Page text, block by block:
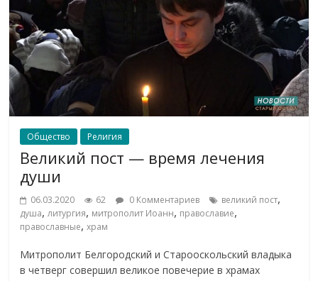
Общество Религия
Великий пост — время лечения
души
06.03.2020 62 0 Комментариев великий пост,
душа,литургия, митрополит Иоанн, православие,
православные,храм
Митрополит Белгородский и Старооскольский владыка
в четверг совершил великое повечерие в храмах